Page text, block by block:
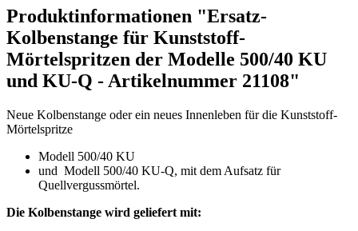
Produktinformationen "Ersatz-
Kolbenstange für Kunststoff-
Mörtelspritzen der Modelle 500/40 KU
und KU-Q - Artikelnummer 21108"
Neue Kolbenstange oder ein neues Innenleben für die Kunststoff-
Mörtelspritze
Modell 500/40 KU
und Modell 500/40 KU-Q, mit dem Aufsatz für
Quellvergussmörtel.
Die Kolbenstange wird geliefert mit: